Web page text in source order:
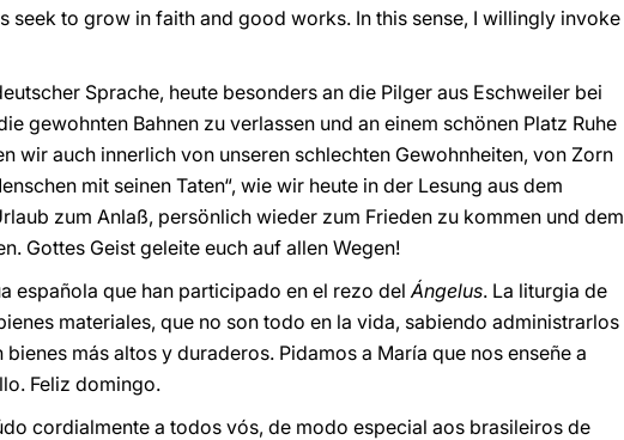
seek to grow in faith and good works. In this sense, I willingly invoke
Sprache, heute besonders an die Pilger aus Eschweiler bei
gewohnten Bahnen zu verlassen und an einem schönen Platz Ruhe
wir auch innerlich von unseren schlechten Gewohnheiten, von Zorn
mit seinen Taten“, wie wir heute in der Lesung aus dem
zum Anlaß, persönlich wieder zum Frieden zu kommen und dem
Gottes Geist geleite euch auf allen Wegen!
española que han participado en el rezo delÁngelus. La liturgia de
materiales, que no son todo en la vida, sabiendo administrarlos
más altos y duraderos. Pidamos a María que nos enseñe a
Feliz domingo.
cordialmente a todos vós, de modo especial aos brasileiros de